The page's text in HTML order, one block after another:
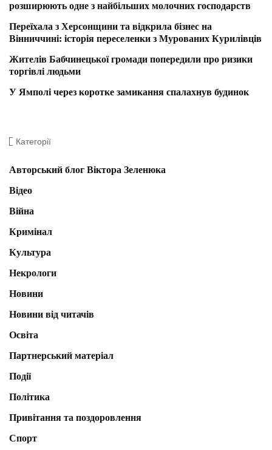
розширюють одне з найбільших молочних господарств
Переїхала з Херсонщини та відкрила бізнес на
Вінниччині: історія переселенки з Мурованих Курилівців
Жителів Бабчинецької громади попередили про ризики
торгівлі людьми
У Ямполі через коротке замикання спалахнув будинок
Категорії
Авторський блог Віктора Зеленюка
Відео
Війна
Кримінал
Культура
Некрологи
Новини
Новини від читачів
Освіта
Партнерський матеріал
Події
Політика
Привітання та поздоровлення
Спорт